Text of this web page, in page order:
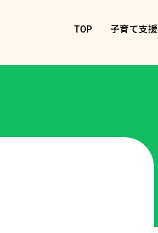
TOP 子育て支援